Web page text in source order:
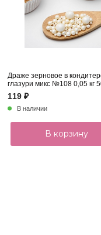
Драже зерновое в
глазури микс №108 0,05 кг
119 ₽
В наличии
В корзину